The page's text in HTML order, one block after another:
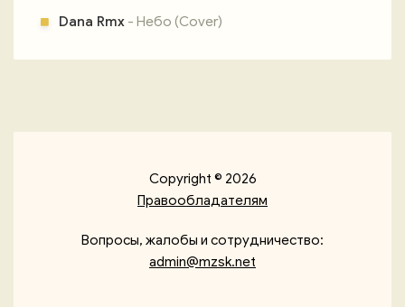
Dana Rmx - Небо (Cover)
Copyright © 2026
Правообладателям
Вопросы, жалобы и сотрудничество:
admin@mzsk.net